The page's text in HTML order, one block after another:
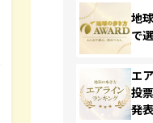
地
で
エ
投
発表